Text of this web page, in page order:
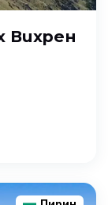
Вихрен